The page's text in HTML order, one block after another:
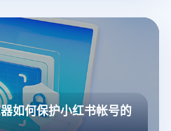
如何保护小红书帐号的